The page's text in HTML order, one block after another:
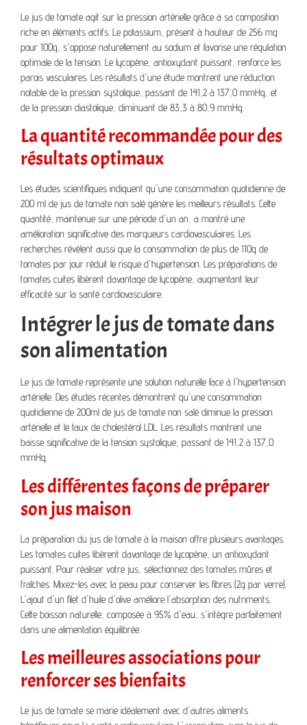
Le jus de tomate agit sur la pression artérielle grâce à sa composition
riche en éléments actifs. Le potassium, présent à hauteur de 256 mg
pour 100g, s'oppose naturellement au sodium et favorise une régulation
optimale de la tension. Le lycopène, antioxydant puissant, renforce les
parois vasculaires. Les résultats d'une étude montrent une réduction
notable de la pression systolique, passant de 141,2 à 137,0 mmHg, et
de la pression diastolique, diminuant de 83,3 à 80,9 mmHg.
La quantité recommandée pour des
résultats optimaux
Les études scientifiques indiquent qu'une consommation quotidienne de
200 ml de jus de tomate non salé génère les meilleurs résultats. Cette
quantité, maintenue sur une période d'un an, a montré une
amélioration significative des marqueurs cardiovasculaires. Les
recherches révèlent aussi que la consommation de plus de 110g de
tomates par jour réduit le risque d'hypertension. Les préparations de
tomates cuites libèrent davantage de lycopène, augmentant leur
efficacité sur la santé cardiovasculaire.
Intégrer le jus de tomate dans
son alimentation
Le jus de tomate représente une solution naturelle face à l'hypertension
artérielle. Des études récentes démontrent qu'une consommation
quotidienne de 200ml de jus de tomate non salé diminue la pression
artérielle et le taux de cholestérol LDL. Les résultats montrent une
baisse significative de la tension systolique, passant de 141,2 à 137,0
mmHg.
Les différentes façons de préparer
son jus maison
La préparation du jus de tomate à la maison offre plusieurs avantages.
Les tomates cuites libèrent davantage de lycopène, un antioxydant
puissant. Pour réaliser votre jus, sélectionnez des tomates mûres et
fraîches. Mixez-les avec la peau pour conserver les fibres (2g par verre).
L'ajout d'un filet d'huile d'olive améliore l'absorption des nutriments.
Cette boisson naturelle, composée à 95% d'eau, s'intègre parfaitement
dans une alimentation équilibrée.
Les meilleures associations pour
renforcer ses bienfaits
Le jus de tomate se marie idéalement avec d'autres aliments